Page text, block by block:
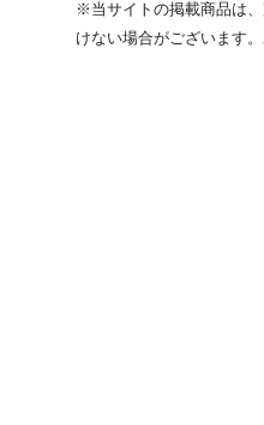
※当サイトの掲載商品は
けない場合がございます